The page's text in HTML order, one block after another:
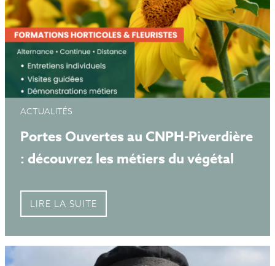
ACTUALITÉS
Portes Ouvertes au CNPH-Piverdière
: découvrez les métiers du végétal
LIRE LA SUITE